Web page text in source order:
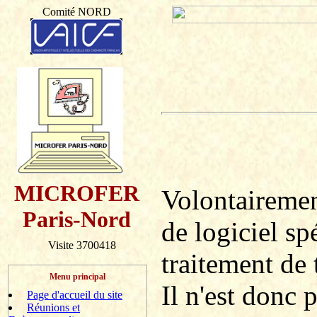
Comité NORD
MICROFER
Paris-Nord
Visite 3700418
Menu principal
Page d'accueil du site
Réunions et
de logiciel
traitement de
Il n'est donc